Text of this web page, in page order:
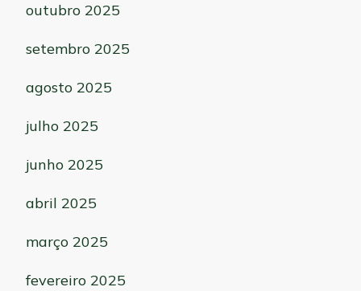
outubro 2025
setembro 2025
agosto 2025
julho 2025
junho 2025
abril 2025
março 2025
fevereiro 2025